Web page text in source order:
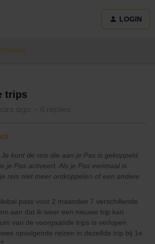
LOGIN
trips
ago 6 replies
e kunt de reis die aan je Pas is gekoppeld
je Pas activeert. Als je Pas eenmaal is
reis niet meer ontkoppelen of een andere
pass voor 2 maanden 7 verschillende
aan dat ik weer een nieuwe trip kan
van de voorgaande trips is verlopen.
opvolgende reizen in dezelfde trip bij 1e